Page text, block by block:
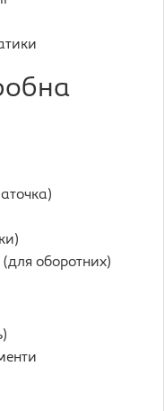
(для оборотних)